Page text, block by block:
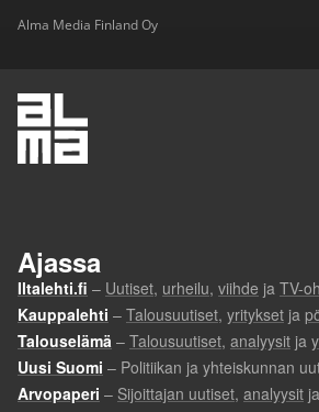
Alma Media Finland Oy